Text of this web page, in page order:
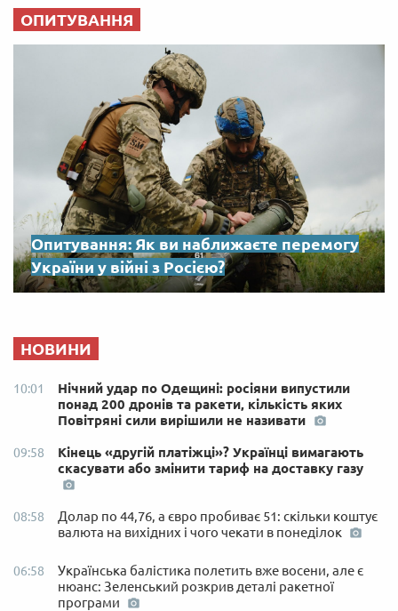
ОПИТУВАННЯ
Опитування: Як ви наближаєте перемогу
України у війні з Росією?
НОВИНИ
10:01
Нічний удар по Одещині: росіяни випустили
понад 200 дронів та ракети, кількість яких
Повітряні сили вирішили не називати
09:58
Кінець «другій платіжці»? Українці вимагають
скасувати або змінити тариф на доставку газу
08:58
Долар по 44,76, а євро пробиває 51: скільки коштує
валюта на вихідних і чого чекати в понеділок
06:58
Українська балістика полетить вже восени, але є
нюанс: Зеленський розкрив деталі ракетної
програми